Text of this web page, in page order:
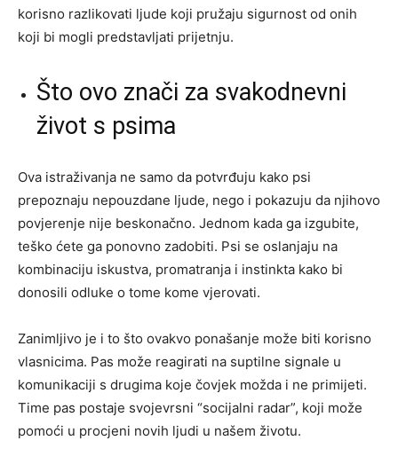
korisno razlikovati ljude koji pružaju sigurnost od onih
koji bi mogli predstavljati prijetnju.
Što ovo znači za svakodnevni
život s psima
Ova istraživanja ne samo da potvrđuju kako psi
prepoznaju nepouzdane ljude, nego i pokazuju da njihovo
povjerenje nije beskonačno. Jednom kada ga izgubite,
teško ćete ga ponovno zadobiti. Psi se oslanjaju na
kombinaciju iskustva, promatranja i instinkta kako bi
donosili odluke o tome kome vjerovati.
Zanimljivo je i to što ovakvo ponašanje može biti korisno
vlasnicima. Pas može reagirati na suptilne signale u
komunikaciji s drugima koje čovjek možda i ne primijeti.
Time pas postaje svojevrsni “socijalni radar”, koji može
pomoći u procjeni novih ljudi u našem životu.